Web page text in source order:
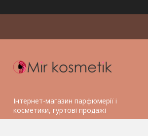
Інтернет-магазин парфюмерії і
косметики, гуртові продажі